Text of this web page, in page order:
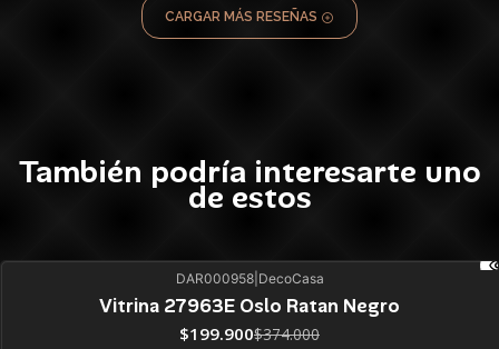
CARGAR MÁS RESEÑAS
También podría interesarte uno
de estos
DAR000958| DecoCasa
Vitrina 27963E Oslo Ratan Negro
$199.900$374.000